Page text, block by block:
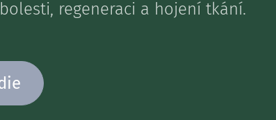
regeneraci a hojení tkání.